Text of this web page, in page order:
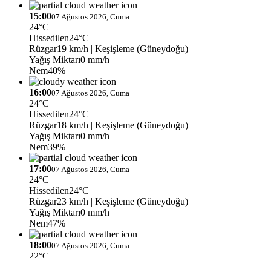
15:0007 Ağustos 2026, Cuma
24°C
Hissedilen24°C
Rüzgar19 km/h | Keşişleme (Güneydoğu)
Yağış Miktarı0 mm/h
Nem40%
16:0007 Ağustos 2026, Cuma
24°C
Hissedilen24°C
Rüzgar18 km/h | Keşişleme (Güneydoğu)
Yağış Miktarı0 mm/h
Nem39%
17:0007 Ağustos 2026, Cuma
24°C
Hissedilen24°C
Rüzgar23 km/h | Keşişleme (Güneydoğu)
Yağış Miktarı0 mm/h
Nem47%
18:0007 Ağustos 2026, Cuma
22°C